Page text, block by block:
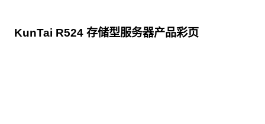
KunTai R524 存储型服务器产品彩页